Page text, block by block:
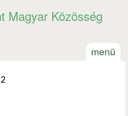
Magyar Közösség
menü